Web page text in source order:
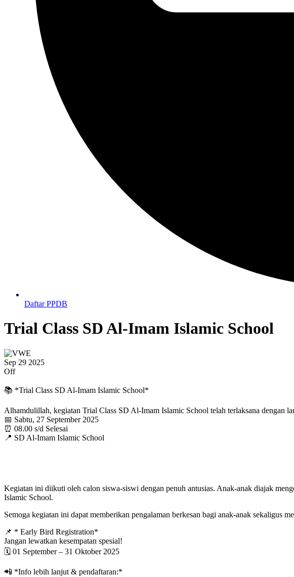
Daftar PPDB
Trial Class SD Al-Imam Islamic School
Sep 29 2025
Off
📚 *Trial Class SD Al-Imam Islamic School*
Alhamdulillah, kegiatan Trial Class SD Al-Imam Islamic School telah terlaksana dengan
📅 Sabtu, 27 September 2025
⏰ 08.00 s/d Selesai
📍 SD Al-Imam Islamic School
Kegiatan ini diikuti oleh calon siswa-siswi dengan penuh antusias. Anak-anak diajak
Islamic School.
Semoga kegiatan ini dapat memberikan pengalaman berkesan bagi anak-anak sekaligus
📌 * Early Bird Registration*
Jangan lewatkan kesempatan spesial!
🗓 01 September – 31 Oktober 2025
📲 *Info lebih lanjut & pendaftaran:*